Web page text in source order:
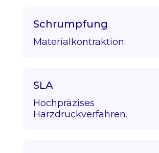
Schrumpfung
Materialkontraktion.
SLA
Hochpräzises
Harzdruckverfahren.